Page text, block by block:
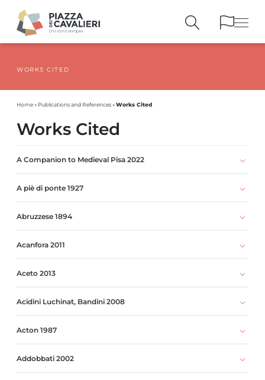
PUBLICATIONSAND REFERENCES
WORKS CITED
Home» Publications and References»Works Cited
Works Cited
A Companion to Medieval Pisa 2022
A piè di ponte 1927
Abruzzese 1894
Acanfora 2011
Aceto 2013
Acidini Luchinat, Bandini 2008
Acton 1987
Addobbati 2002